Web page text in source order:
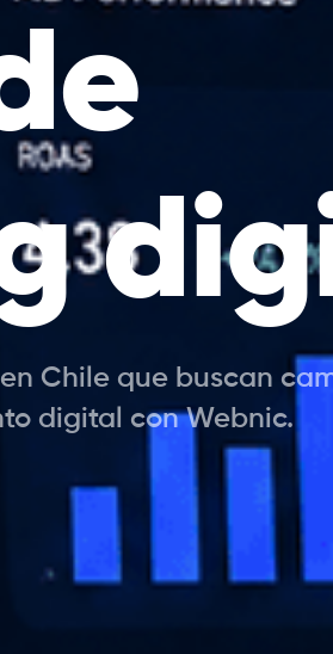
Chile que buscan
digital con Webnic.